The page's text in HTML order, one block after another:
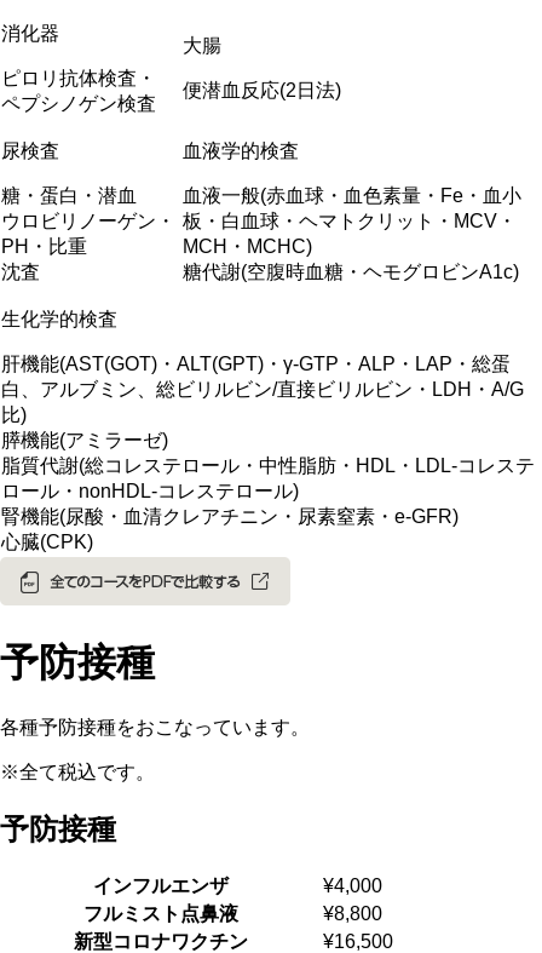
消化器
ピロリ抗体検査・
ペプシノゲン検査
大腸
便潜血反応(2日法)
尿検査
糖・蛋白・潜血
ウロビリノーゲン・
PH・比重
沈査
血液学的検査
血液一般(赤血球・血色素量・Fe・血小
板・白血球・ヘマトクリット・MCV・
MCH・MCHC)
糖代謝(空腹時血糖・ヘモグロビンA1c)
生化学的検査
肝機能(AST(GOT)・ALT(GPT)・γ-GTP・ALP・LAP・総蛋
白、アルブミン、総ビリルビン/直接ビリルビン・LDH・A/G
比)
膵機能(アミラーゼ)
脂質代謝(総コレステロール・中性脂肪・HDL・LDL-コレステ
ロール・nonHDL-コレステロール)
腎機能(尿酸・血清クレアチニン・尿素窒素・e-GFR)
心臓(CPK)
予防接種
各種予防接種をおこなっています。
※全て税込です。
予防接種
インフルエンザ
¥4,000
フルミスト点鼻液
¥8,800
新型コロナワクチン
¥16,500